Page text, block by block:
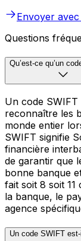
Envoyer
Questions
Qu’est-ce qu’un
Un code
reconnaître les
monde entier
SWIFT signifie
financière
de garantir que
bonne banque
fait soit 8 soit
la banque, le
agence
Un code SWIFT